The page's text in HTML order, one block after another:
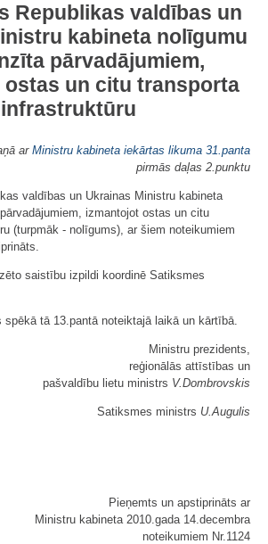
Republikas valdības un
kabineta nolīgumu
pārvadājumiem,
ostas un citu transporta
infrastruktūru
ar Ministru kabineta iekārtas likuma 31.panta
pirmās daļas 2.punktu
valdības un Ukrainas Ministru kabineta
izmantojot ostas un citu
(turpmāk - nolīgums), ar šiem noteikumiem
saistību izpildi koordinē Satiksmes
tā 13.pantā noteiktajā laikā un kārtībā.
Ministru prezidents,
reģionālās attīstības un
pašvaldību lietu ministrs V.Dombrovskis
Satiksmes ministrs U.Augulis
Pieņemts un apstiprināts ar
Ministru kabineta 2010.gada 14.decembra
noteikumiem Nr.1124